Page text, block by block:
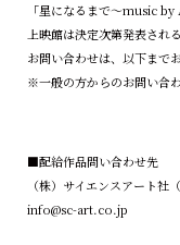
「星になるまで～music
上映館は決定次第発表され
お問い合わせは、以下まで
※一般の方からのお問い合
■配給作品問い合わせ先
（株）サイエンスアート社
info@sc-art.co.jp